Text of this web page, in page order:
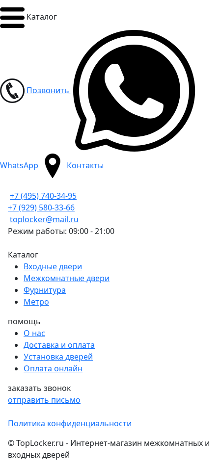
Каталог
Позвонить
WhatsApp Контакты
+7 (495) 740-34-95
+7 (929) 580-33-66
toplocker@mail.ru
Режим работы: 09:00 - 21:00
Каталог
Входные двери
Межкомнатные двери
Фурнитура
Метро
помощь
О нас
Доставка и оплата
Установка дверей
Оплата онлайн
заказать звонок
отправить письмо
Политика конфиденциальности
© TopLocker.ru - Интернет-магазин межкомнатных и
входных дверей